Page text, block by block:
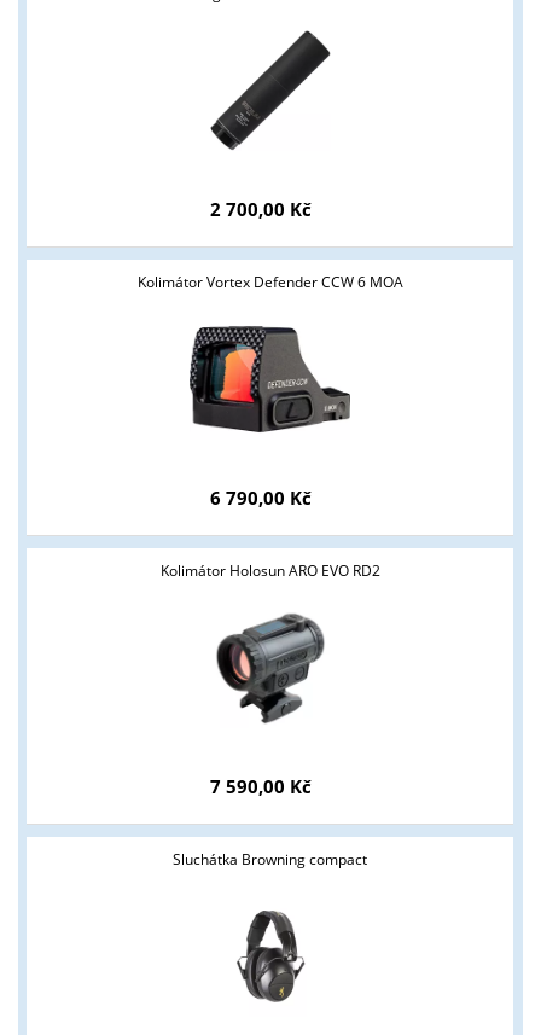
2 700,00 Kč
Kolimátor Vortex Defender CCW 6 MOA
6 790,00 Kč
Kolimátor Holosun ARO EVO RD2
7 590,00 Kč
Sluchátka Browning compact
Tyto stránky jsou určeny pouze odborné veřejnosti od 18 let a
podnikatelům v oblasti zbraně a střelivo. Splňujete tyto
podmínky?
ANO NE